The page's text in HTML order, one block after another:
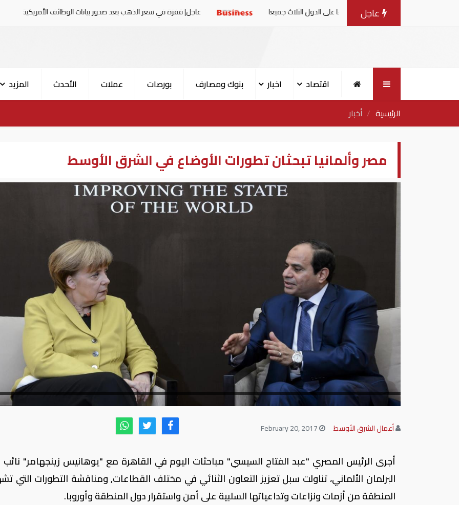
عاجل
أي دولة يعد هجوما على الدول الثلاث جميعا عاجل| قفزة في سعر الذهب بعد صدور بيانات الوظائف الأمريكية
اقتصاد اخبار بنوك ومصارف بورصات عملات الأحدث
المزيد
الرئيسية
أخبار
مصر وألمانيا تبحثان تطورات الأوضاع في الشرق الأوسط
أعمال الشرق الأوسط
أجرى الرئيس المصري "عبد الفتاح السيسي" مباحثات اليوم في القاهرة مع "يوهانيس زينجهامر"
البرلمان الألماني، تناولت سبل تعزيز التعاون الثنائي في مختلف القطاعات, ومناقشة التطورات التي
المنطقة من أزمات ونزاعات وتداعياتها السلبية على أمن واستقرار دول المنطقة وأوروبا.